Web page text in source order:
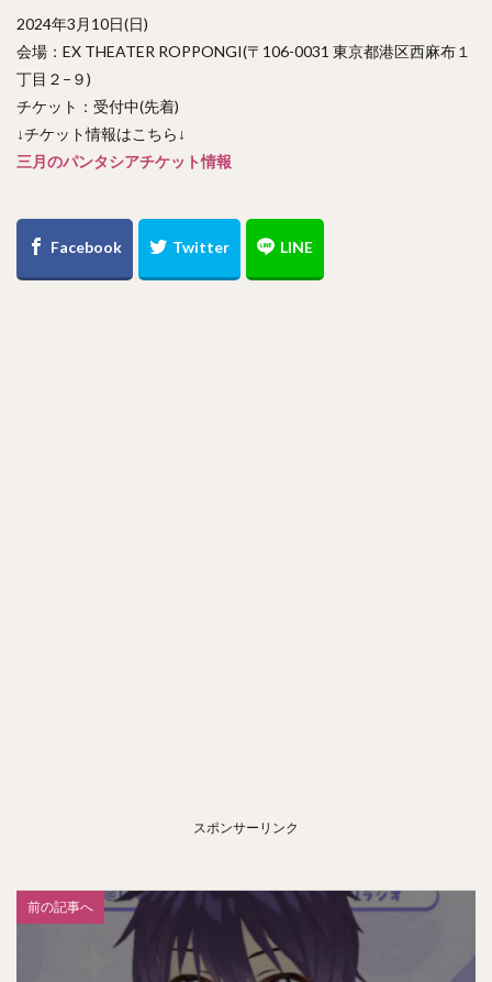
2024年3月10日(日)
会場：EX THEATER ROPPONGI(〒106-0031 東京都港区西麻布１
丁目２−９)
チケット：受付中(先着)
↓チケット情報はこちら↓
三月のパンタシアチケット情報
スポンサーリンク
前の記事へ